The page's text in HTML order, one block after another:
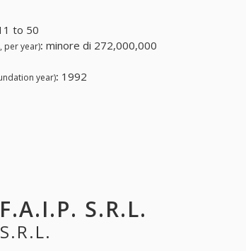
to 50
per year): minore di 272,000,000
year): 1992
S.R.L.